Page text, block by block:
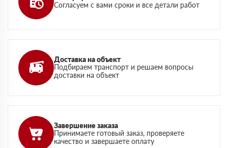
Согласуем с вами сроки и все детали работ
Доставка на объект
Подбираем транспорт и решаем вопросы
доставки на объект
Завершение заказа
Принимаете готовый заказ, проверяете
качество и завершаете оплату